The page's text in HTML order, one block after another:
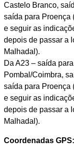
Castelo Branco,
saída para Proença
e seguir as
depois de passar a
Malhadal).
Da A23 – saída
Pombal/Coimbra,
saída para Proença
e seguir as
depois de passar a
Malhadal).
Coordenadas GPS: